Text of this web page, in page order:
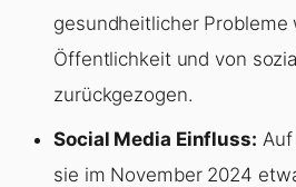
gesundheitlicher
Öffentlichkeit und von
zurückgezogen.
Social Media Einfluss:
sie im November 2024